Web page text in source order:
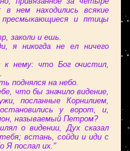
нем находились всякие
пресмыкающиеся и птицы
заколи и ешь.
я никогда не ел ничего
к нему: что Бог очистил,
поднялся на небо.
что бы значило видение,
посланные Корнилием,
у ворот, и,
называемый Петром?
о видении, Дух сказал
встань, сойди и иди с
Я послал их."